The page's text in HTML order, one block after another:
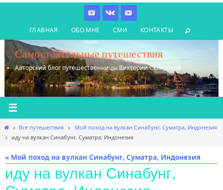
содержимому
ГЛАВНАЯ ОБО МНЕ СМИ КОНТАКТЫ
Самостоятельные путешествия
Авторский блог путешественницы Виктории Скляровой
Главная
Все путешествия
Мой поход на вулкан Синабунг, Суматра, Индонезия
иду на вулкан Синабунг, Суматра, Индонезия
« Мой поход на вулкан Синабунг, Суматра, Индонезия
иду на вулкан Синабунг,